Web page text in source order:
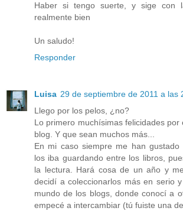
Haber si tengo suerte, y sige con
realmente bien
Un saludo!
Responder
Luisa 29 de septiembre de 2011 a las
Llego por los pelos, ¿no?
Lo primero muchísimas felicidades por
blog. Y que sean muchos más...
En mi caso siempre me han gustado
los iba guardando entre los libros,
la lectura. Hará cosa de un año y
decidí a coleccionarlos más en serio
mundo de los blogs, donde conocí a
empecé a intercambiar (tú fuiste una